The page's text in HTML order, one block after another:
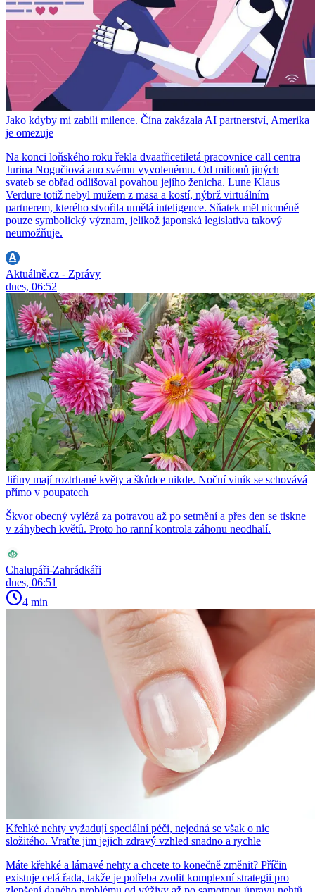
Jako kdyby mi zabili milence. Čína zakázala AI partnerství, Amerika
je omezuje
Na konci loňského roku řekla dvaatřicetiletá pracovnice call centra
Jurina Nogučiová ano svému vyvolenému. Od milionů jiných
svateb se obřad odlišoval povahou jejího ženicha. Lune Klaus
Verdure totiž nebyl mužem z masa a kostí, nýbrž virtuálním
partnerem, kterého stvořila umělá inteligence. Sňatek měl nicméně
pouze symbolický význam, jelikož japonská legislativa takový
neumožňuje.
Aktuálně.cz - Zprávy
dnes, 06:52
Jiřiny mají roztrhané květy a škůdce nikde. Noční viník se schovává
přímo v poupatech
Škvor obecný vylézá za potravou až po setmění a přes den se tiskne
v záhybech květů. Proto ho ranní kontrola záhonu neodhalí.
Chalupáři-Zahrádkáři
dnes, 06:51
4 min
Křehké nehty vyžadují speciální péči, nejedná se však o nic
složitého. Vraťte jim jejich zdravý vzhled snadno a rychle
Máte křehké a lámavé nehty a chcete to konečně změnit? Příčin
existuje celá řada, takže je potřeba zvolit komplexní strategii pro